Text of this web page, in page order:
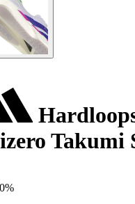
Takumi